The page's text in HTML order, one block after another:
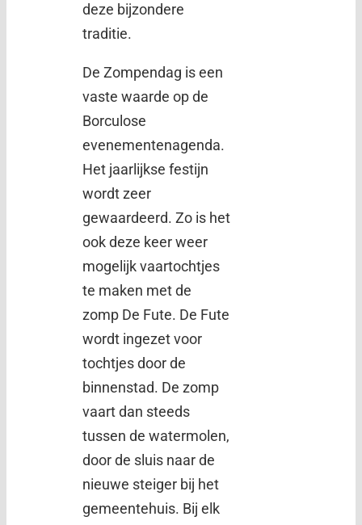
deze bijzondere
traditie.
De Zompendag is een
vaste waarde op de
Borculose
evenementenagenda.
Het jaarlijkse festijn
wordt zeer
gewaardeerd. Zo is het
ook deze keer weer
mogelijk vaartochtjes
te maken met de
zomp De Fute. De Fute
wordt ingezet voor
tochtjes door de
binnenstad. De zomp
vaart dan steeds
tussen de watermolen,
door de sluis naar de
nieuwe steiger bij het
gemeentehuis. Bij elk